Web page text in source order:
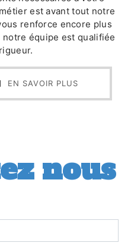
est avant tout notre
renforce encore plus
équipe est qualifiée
EN SAVOIR PLUS
nous